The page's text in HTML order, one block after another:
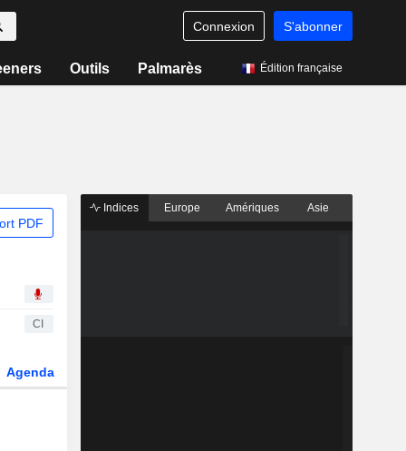
Connexion S'abonner
Outils Palmarès Édition française
PDF
CI
Agenda
Indices Europe Amériques Asie